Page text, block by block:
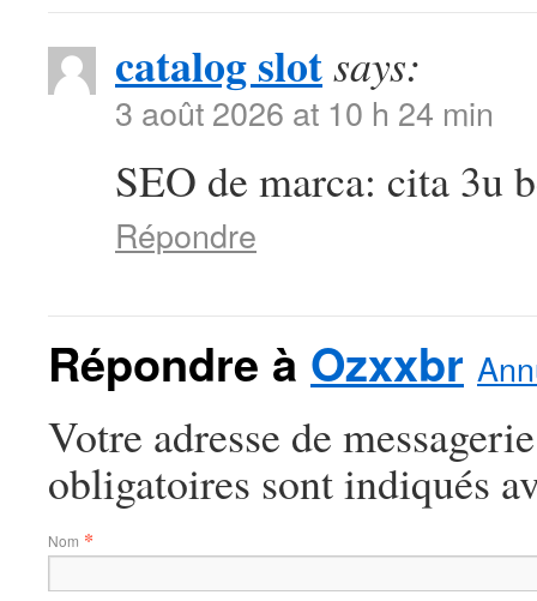
catalog slotsays:
3 août 2026 at 10 h 24 min
SEO de marca: cita 3u
Répondre
Répondre à Ozxxbr
Votre adresse de
obligatoires sont indiqués
Nom *